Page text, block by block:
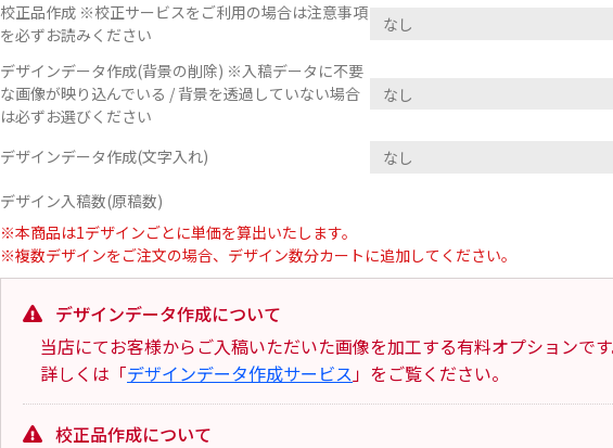
校正品作成 ※校正サービスをご利用の場合は注意事項
を必ずお読みください
デザインデータ作成(背景の削除) ※入稿データに不要
な画像が映り込んでいる / 背景を透過していない場合
は必ずお選びください
デザインデータ作成(文字入れ)
デザイン入稿数(原稿数)
※本商品は1デザインごとに単価を算出いたします。
※複数デザインをご注文の場合、デザイン数分カートに追加してください。
デザインデータ作成について
当店にてお客様からご入稿いただいた画像を加工する有料オプションで
詳しくは「デザインデータ作成サービス 」をご覧ください。
校正品作成について